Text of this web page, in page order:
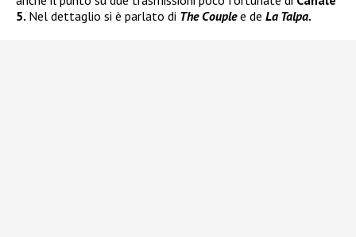
5. Nel dettaglio si è parlato di The Couplee de La Talpa.